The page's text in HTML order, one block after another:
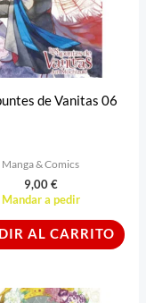
de Vanitas 06
Manga & Comics
9,00€
Mandar a pedir
AL CARRITO